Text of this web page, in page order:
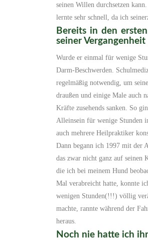
seinen Willen durchsetzen
lernte sehr schnell, da ich
Bereits in den
seiner
Wurde er einmal für wenige
Darm-Beschwerden.
regelmäßig notwendig, um
draußen und einige Male auch
Kräfte zusehends sanken. So
Alleinsein für wenige Stunden
auch mehrere Heilpraktiker
Dann begann ich 1997 mit der
das zwar nicht ganz auf seinen
die ich bei meinem Hund
Mal verabreicht hatte, konnte
wenigen Stunden(!!!) völlig
machte, rannte während der
heraus.
Noch nie hatte ich